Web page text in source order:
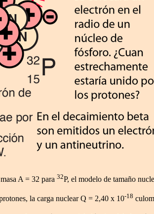
A = 32 para 32P, el modelo de tamaño
la carga nuclear Q = 2,40 x 10-18